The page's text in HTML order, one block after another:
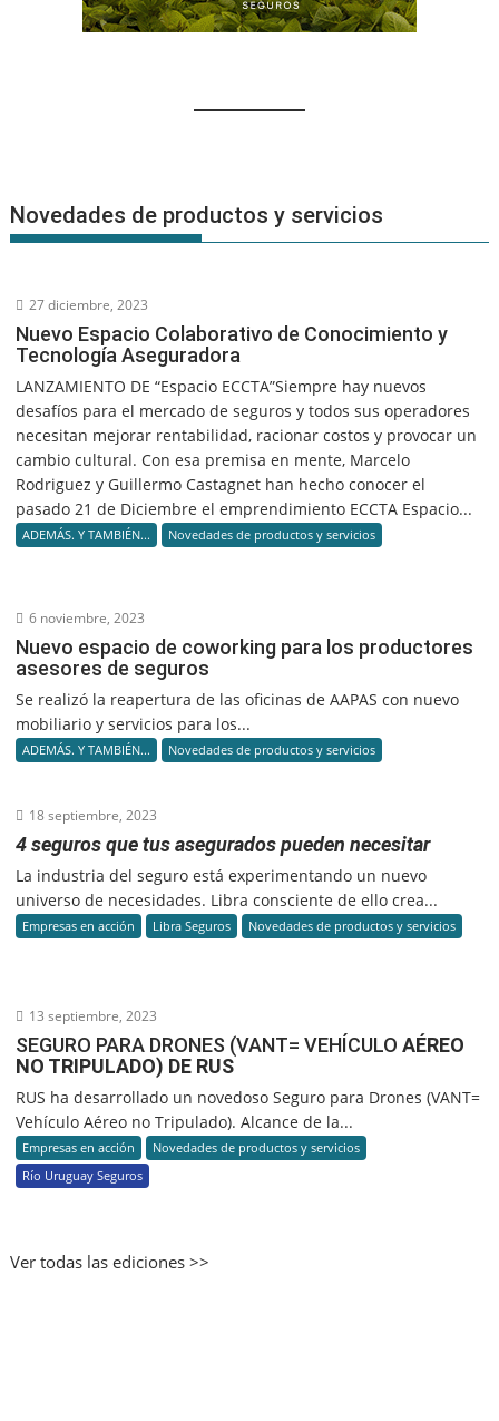
Novedades de productos y servicios
27 diciembre, 2023
Nuevo Espacio Colaborativo de Conocimiento y
Tecnología Aseguradora
LANZAMIENTO DE “Espacio ECCTA”Siempre hay nuevos
desafíos para el mercado de seguros y todos sus operadores
necesitan mejorar rentabilidad, racionar costos y provocar un
cambio cultural. Con esa premisa en mente, Marcelo
Rodriguez y Guillermo Castagnet han hecho conocer el
pasado 21 de Diciembre el emprendimiento ECCTA Espacio...
ADEMÁS. Y TAMBIÉN... Novedades de productos y servicios
6 noviembre, 2023
Nuevo espacio de coworking para los productores
asesores de seguros
Se realizó la reapertura de las oficinas de AAPAS con nuevo
mobiliario y servicios para los...
ADEMÁS. Y TAMBIÉN... Novedades de productos y servicios
18 septiembre, 2023
4 seguros que tus asegurados pueden necesitar
La industria del seguro está experimentando un nuevo
universo de necesidades. Libra consciente de ello crea...
Empresas en acción Libra Seguros Novedades de productos y servicios
13 septiembre, 2023
SEGURO PARA DRONES (VANT= VEHÍCULOAÉREO
NO TRIPULADO) DE RUS
RUS ha desarrollado un novedoso Seguro para Drones (VANT=
Vehículo Aéreo no Tripulado). Alcance de la...
Empresas en acción
Novedades de productos y servicios
Río Uruguay Seguros
Ver todas las ediciones >>